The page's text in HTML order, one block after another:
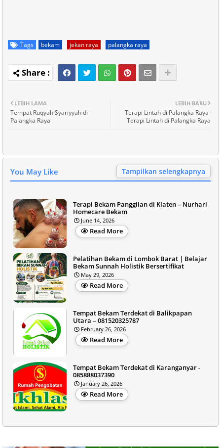
Tags bekam jekan raya palangka raya
LEBIH BARU
Terapi Lintah di Palangka Raya-
Terapi Lintah di Palangka Raya
LEBIH LAMA
Tempat Ruqyah Syariyyah di
Palangka Raya
You May Like Tampilkan selengkapnya
Terapi Bekam Panggilan di Klaten – Nurhari
Homecare Bekam
June 14, 2026
Read More
Pelatihan Bekam di Lombok Barat | Belajar
Bekam Sunnah Holistik Bersertifikat
May 29, 2026
Read More
Tempat Bekam Terdekat di Balikpapan
Utara – 081520325787
February 26, 2026
Read More
Tempat Bekam Terdekat di Karanganyar -
085888037390
January 26, 2026
Read More